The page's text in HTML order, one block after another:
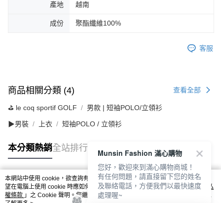
產地 越南
成份 聚酯纖維100%
客服
商品相關分類 (4) 查看全部
⛳️ le coq sportif GOLF 男款 | 短袖POLO/立領衫
▶男裝 上衣 短袖POLO / 立領衫
本分類熱銷全站排行
熱門標籤
本網站中使用 cookie，欲查詢有關本網站使用 cookie 方式之詳情，及若您不希
望在電腦上使用 cookie 時應如何變更電腦的 cookie 設定，請參閱本網站「
隱私
權條款 」之 Cookie 聲明。您繼續使用本網站即表示您同意本公司得按本網站使
Munsin Fashion 滿心購物
您好，歡迎來到滿心購物商城！
有任何問題，請直接留下您的姓名
及聯絡電話，方便我們以最快速度
處理喔~